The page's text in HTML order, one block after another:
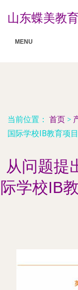
山东蝶美教
MENU
当前位置： 首页 >
国际学校IB教育项
从问题提
际学校IB